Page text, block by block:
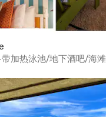
加热泳池/地下酒吧/海滩